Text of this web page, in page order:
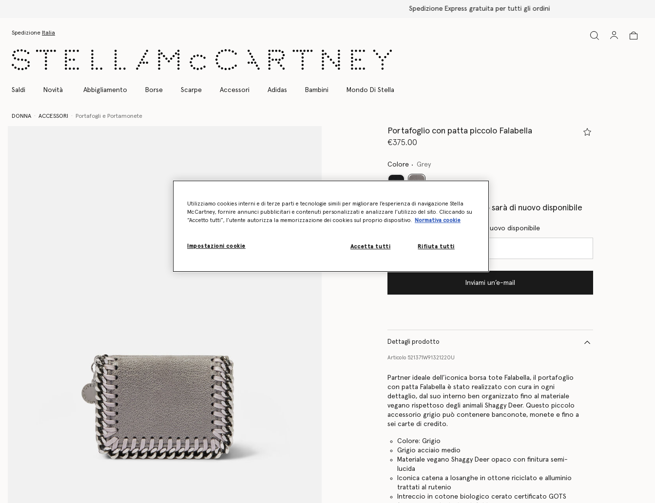
Spedizione Italia
Saldi Novità Abbigliamento Borse Scarpe Accessori Adidas Bambini Mondo Di Stella
DONNA ACCESSORI Portafogli e Portamonete
Portafoglio con patta piccolo Falabella
€375.00
Colore Grey
Scopri in anteprima quando sarà di nuovo disponibile
l’articolo
Inviami un’e-mail quando sarà di nuovo disponibile
Inviami un’e-mail
Dettagli prodotto
Articolo 521371W91321220U
Partner ideale dell’iconica borsa tote Falabella, il portafoglio
con patta Falabella è stato realizzato con cura in ogni
dettaglio, dal suo interno ben organizzato fino al materiale
vegano rispettoso degli animali Shaggy Deer. Questo piccolo
accessorio grigio può contenere banconote, monete e fino a
sei carte di credito.
Colore: Grigio
Grigio acciaio medio
Materiale vegano Shaggy Deer opaco con finitura semi-
lucida
Iconica catena a losanghe in ottone riciclato e alluminio
trattati al rutenio
Intreccio in cotone biologico cerato certificato GOTS
Utilizziamo cookies interni e di terze parti e tecnologie simili per migliorare l’esperienza di navigazione Stella
McCartney, fornire annunci pubblicitari e contenuti personalizzati e analizzare l’utilizzo del sito. Cliccando su
“Accetto tutti”, l’utente autorizza la memorizzazione dei cookies sul proprio dispositivo.
Normativa cookie
Impostazioni cookie Rifiuta tutti
Accetta tutti